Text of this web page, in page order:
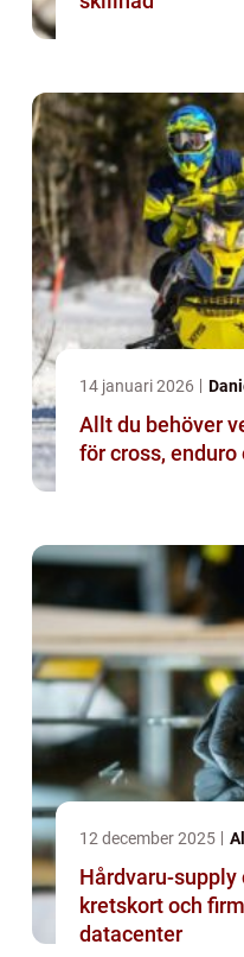
14 januari 2026
Allt du behöver
för cross,
12 december 2025
Hårdvaru-supply
kretskort och
datacenter